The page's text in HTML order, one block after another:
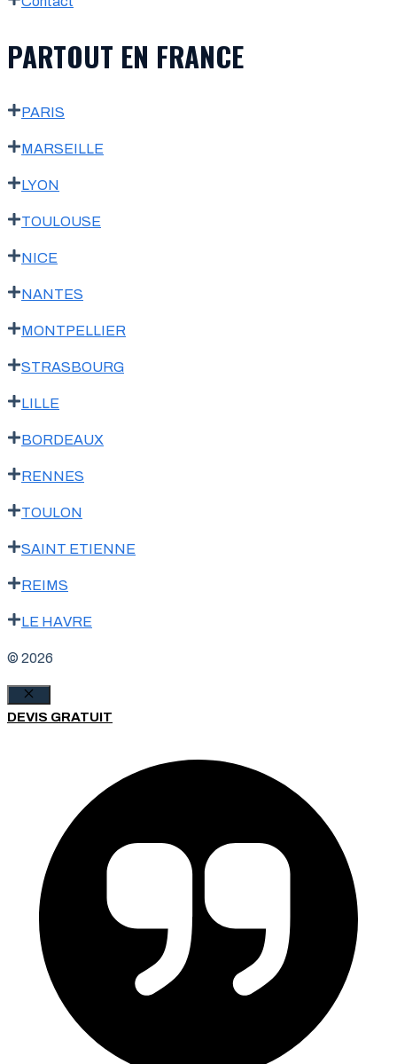
PARTOUT EN FRANCE
PARIS
MARSEILLE
LYON
TOULOUSE
NICE
NANTES
MONTPELLIER
STRASBOURG
LILLE
BORDEAUX
RENNES
TOULON
SAINT ETIENNE
REIMS
LE HAVRE
© 2026
Fermer
DEVIS GRATUIT